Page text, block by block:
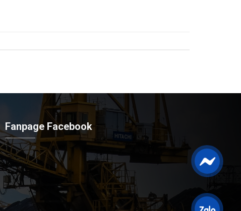
Fanpage Facebook